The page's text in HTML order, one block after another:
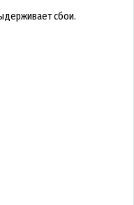
сбои.